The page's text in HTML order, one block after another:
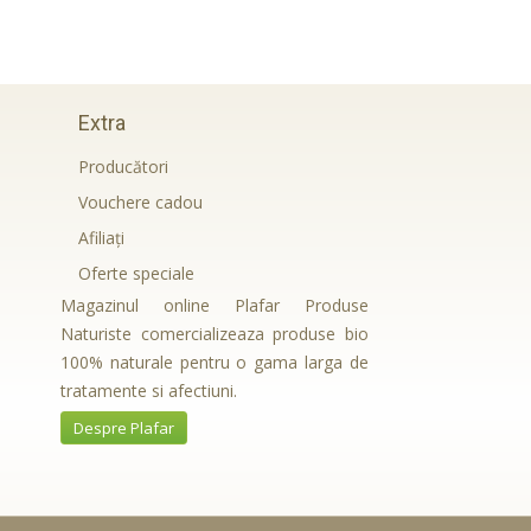
Extra
Producători
Vouchere cadou
Afiliaţi
Oferte speciale
Magazinul online Plafar Produse
Naturiste comercializeaza produse bio
100% naturale pentru o gama larga de
tratamente si afectiuni.
Despre Plafar